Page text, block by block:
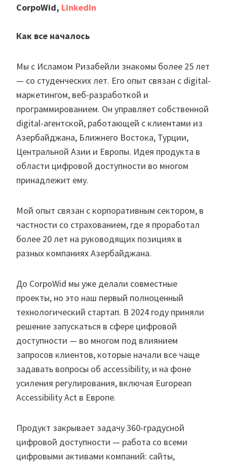
CorpoWid, LinkedIn
Как все началось
Мы с Исламом Ризабейли знакомы более 25 лет
— со студенческих лет. Его опыт связан с digital-
маркетингом, веб-разработкой и
программированием. Он управляет собственной
digital-агентской, работающей с клиентами из
Азербайджана, Ближнего Востока, Турции,
Центральной Азии и Европы. Идея продукта в
области цифровой доступности во многом
принадлежит ему.
Мой опыт связан с корпоративным сектором, в
частности со страхованием, где я проработал
более 20 лет на руководящих позициях в
разных компаниях Азербайджана.
До CorpoWid мы уже делали совместные
проекты, но это наш первый полноценный
технологический стартап. В 2024 году приняли
решение запускаться в сфере цифровой
доступности — во многом под влиянием
запросов клиентов, которые начали все чаще
задавать вопросы об accessibility, и на фоне
усиления регулирования, включая European
Accessibility Act в Европе.
Продукт закрывает задачу 360-градусной
цифровой доступности — работа со всеми
цифровыми активами компаний: сайты,